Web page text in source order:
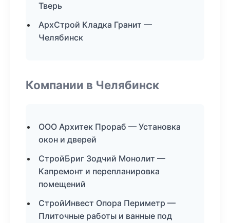
Тверь
АрхСтрой Кладка Гранит —
Челябинск
Компании в Челябинск
ООО Архитек Прораб — Установка
окон и дверей
СтройБриг Зодчий Монолит —
Капремонт и перепланировка
помещений
СтройИнвест Опора Периметр —
Плиточные работы и ванные под